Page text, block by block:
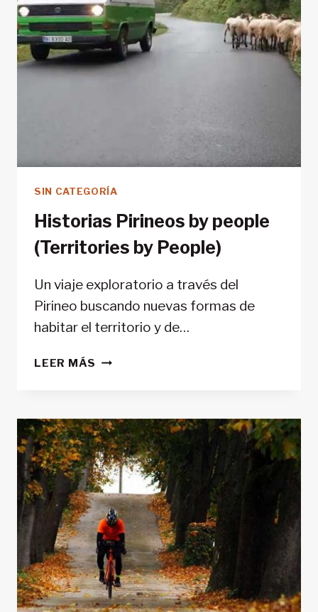
SIN CATEGORÍA
Historias Pirineos by people
(Territories by People)
Un viaje exploratorio a través del
Pirineo buscando nuevas formas de
habitar el territorio y de…
LEER MÁS HISTORIAS
(TERRITORIES
BY
PEOPLE)